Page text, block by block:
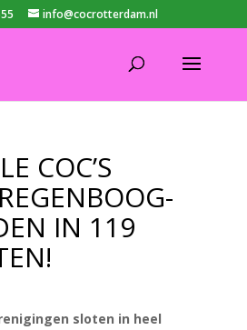
info@cocrotterdam.nl
COC’S
IN 119
sloten in heel